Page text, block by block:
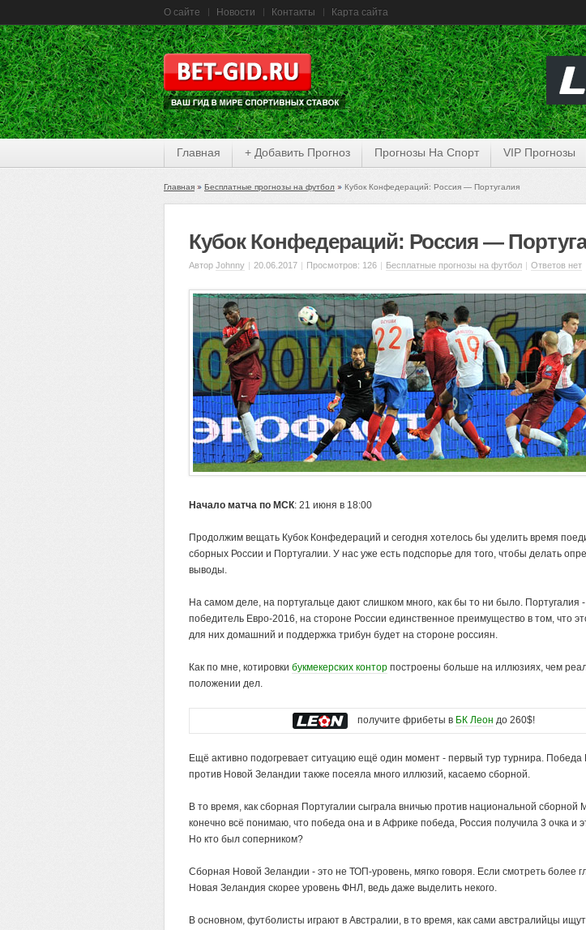
О сайте Новости Контакты Карта сайта
Главная + Добавить Прогноз Прогнозы На Спорт VIP Прогнозы
Главная Бесплатные прогнозы на футбол Кубок Конфедераций: Россия — Португалия
Кубок Конфедераций: Россия —
Автор Johnny | 20.06.2017 | Просмотров: 126 | Бесплатные прогнозы на футбол | Ответов нет
Начало матча по МСК: 21 июня в 18:00
Продолжим вещать Кубок Конфедераций и сегодня хотелось бы уделить время
сборных России и Португалии. У нас уже есть подспорье для того, чтобы делать
выводы.
На самом деле, на португальце дают слишком много, как бы то ни было. Португалия -
победитель Евро-2016, на стороне России единственное преимущество в том, что
для них домашний и поддержка трибун будет на стороне россиян.
Как по мне, котировки букмекерских контор построены больше на иллюзиях, чем
положении дел.
получите фрибеты в БК Леон до 260$!
Ещё активно подогревает ситуацию ещё один момент - первый тур турнира. Победа
против Новой Зеландии также посеяла много иллюзий, касаемо сборной.
В то время, как сборная Португалии сыграла вничью против национальной сборной
конечно всё понимаю, что победа она и в Африке победа, Россия получила 3 очка и
Но кто был соперником?
Сборная Новой Зеландии - это не ТОП-уровень, мягко говоря. Если смотреть более
Новая Зеландия скорее уровень ФНЛ, ведь даже выделить некого.
В основном, футболисты играют в Австралии, в то время, как сами австралийцы ищут